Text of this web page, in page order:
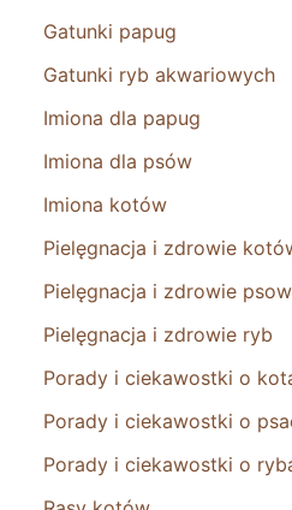
Gatunki papug
Gatunki ryb akwariowych
Imiona dla papug
Imiona dla psów
Imiona kotów
Pielęgnacja i zdrowie
Pielęgnacja i zdrowie psow
Pielęgnacja i zdrowie ryb
Porady i ciekawostki o
Porady i ciekawostki o
Porady i ciekawostki o